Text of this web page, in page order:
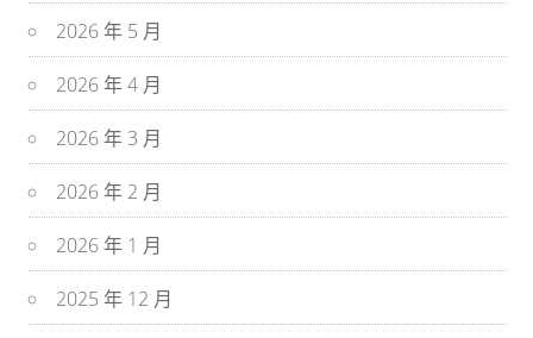
2026 年 5 月
2026 年 4 月
2026 年 3 月
2026 年 2 月
2026 年 1 月
2025 年 12 月